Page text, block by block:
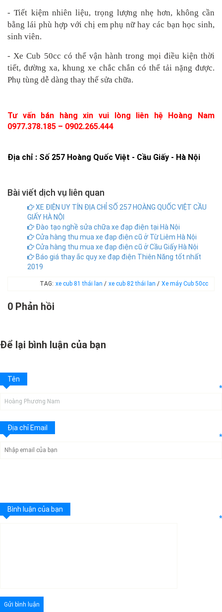
- Tiết kiệm nhiên liệu, trọng lượng nhẹ hơn, không cần
bằng lái phù hợp với chị em phụ nữ hay các bạn học sinh,
sinh viên.
- Xe Cub 50cc có thể vận hành trong mọi điều kiện thời
tiết, đường xa, khung xe chắc chắn có thể tải nặng được.
Phụ tùng dễ dàng thay thế sửa chữa.
Tư vấn bán hàng xin vui lòng liên hệ Hoàng Nam
0977.378.185 – 0902.265.444
Địa chỉ : Số 257 Hoàng Quốc Việt - Cầu Giấy - Hà Nội
Bài viết dịch vụ liên quan
XE ĐIỆN UY TÍN ĐỊA CHỈ SỐ 257 HOÀNG QUỐC VIỆT CẦU
GIẤY HÀ NỘI
Đào tạo nghề sửa chữa xe đạp điện tại Hà Nội
Cửa hàng thu mua xe đạp điện cũ ở Từ Liêm Hà Nội
Cửa hàng thu mua xe đạp điện cũ ở Cầu Giấy Hà Nội
Báo giá thay ắc quy xe đạp điện Thiên Năng tốt nhất
2019
TAG: xe cub 81 thái lan / xe cub 82 thái lan / Xe máy Cub 50cc
0 Phản hồi
Để lại bình luận của bạn
Tên
*
Địa chỉ Email
*
Bình luận của bạn
*